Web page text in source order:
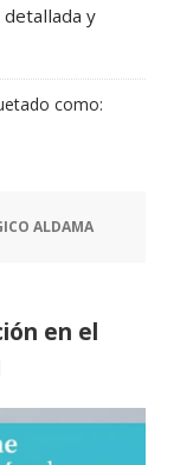
y
como:
ALDAMA
en el